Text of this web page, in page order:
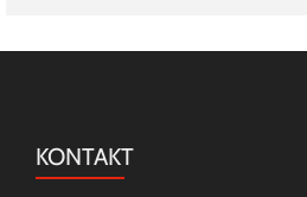
KONTAKT